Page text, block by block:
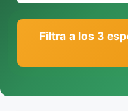
Filtra a los 3